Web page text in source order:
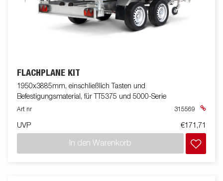
FLACHPLANE KIT
1950x3885mm, einschließlich Tasten und
Befestigungsmaterial, für TT5375 und 5000-Serie
Art nr 315569
UVP €171,71
In den Warenkorb